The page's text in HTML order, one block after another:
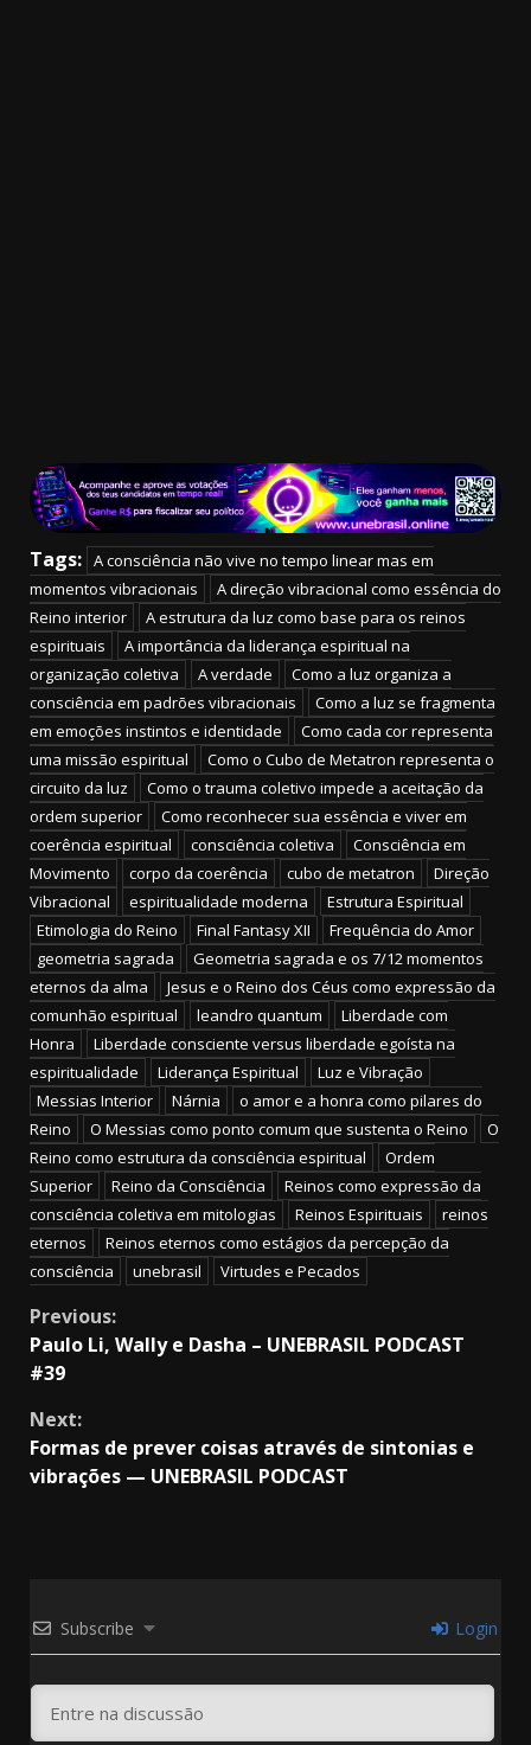
Tags: A consciência não vive no tempo linear mas em
momentos vibracionais
A direção vibracional como essência do
Reino interior
A estrutura da luz como base para os reinos
espirituais
A importância da liderança espiritual na
organização coletiva
A verdade
Como a luz organiza a
consciência em padrões vibracionais
Como a luz se fragmenta
em emoções instintos e identidade
Como cada cor representa
uma missão espiritual
Como o Cubo de Metatron representa o
circuito da luz
Como o trauma coletivo impede a aceitação da
ordem superior
Como reconhecer sua essência e viver em
coerência espiritual
consciência coletiva
Consciência em
Movimento
corpo da coerência cubo de metatron
Direção
Vibracional
espiritualidade moderna
Estrutura Espiritual
Etimologia do Reino
Final Fantasy XII
Frequência do Amor
geometria sagrada
Geometria sagrada e os 7/12 momentos
eternos da alma
Jesus e o Reino dos Céus como expressão da
comunhão espiritual
leandro quantum
Liberdade com
Honra
Liberdade consciente versus liberdade egoísta na
espiritualidade
Liderança Espiritual
Luz e Vibração
Messias Interior
Nárnia
o amor e a honra como pilares do
Reino
O Messias como ponto comum que sustenta o Reino
O
Reino como estrutura da consciência espiritual
Ordem
Superior
Reino da Consciência
Reinos como expressão da
consciência coletiva em mitologias
Reinos Espirituais
reinos
eternos
Reinos eternos como estágios da percepção da
consciência
unebrasil Virtudes e Pecados
Continue
Reading
Previous:
Paulo Li, Wally e Dasha – UNEBRASIL PODCAST
#39
Next:
Formas de prever coisas através de sintonias e
vibrações — UNEBRASIL PODCAST
Subscribe Login